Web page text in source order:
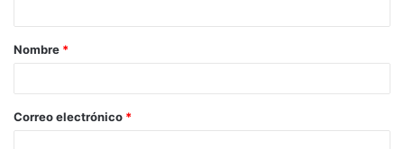
enoturística para añadir “una oferta complementaria que
fundamental. Aquí se enmarca uno de los grandes
Nombre *
Correo electrónico *